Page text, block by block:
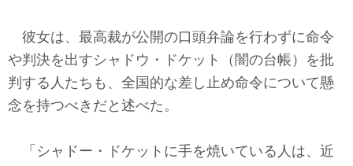
彼女は、最高裁が公開の口頭弁論を行わずに命令
や判決を出すシャドウ・ドケット（闇の台帳）を批
判する人たちも、全国的な差し止め命令について懸
念を持つべきだと述べた。
「シャドー・ドケットに手を焼いている人は、近